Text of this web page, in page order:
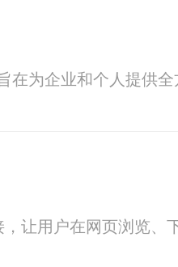
为企业和个人提供
让用户在网页浏览、